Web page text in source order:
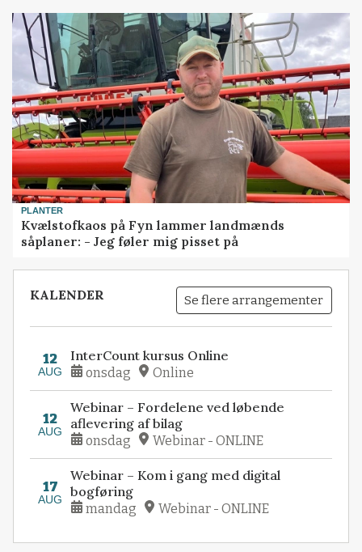
PLANTER
Kvælstofkaos på Fyn lammer landmænds
såplaner: - Jeg føler mig pisset på
KALENDER Se flere arrangementer
12
AUG
InterCount kursus Online
onsdag Online
12
AUG
Webinar – Fordelene ved løbende
aflevering af bilag
onsdag Webinar - ONLINE
17
AUG
Webinar – Kom i gang med digital
bogføring
mandag Webinar - ONLINE